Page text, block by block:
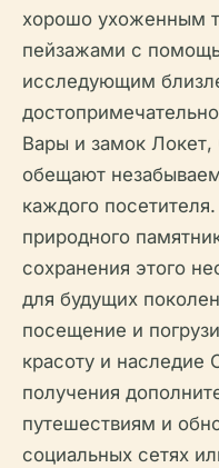
хорошо ухоженным
пейзажами с
исследующим
Вары и замок
обещают
каждого
природного
сохранения этого
для будущих
посещение и
красоту и наследие
получения
путешествиям и
социальных сетях